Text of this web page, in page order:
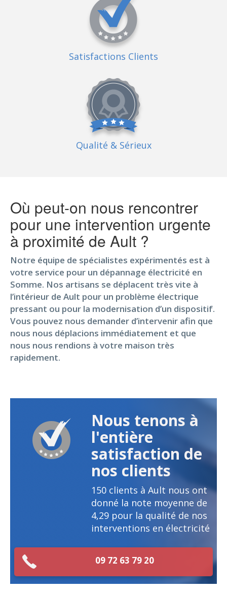
Satisfactions Clients
Qualité & Sérieux
Où peut-on nous rencontrer
pour une intervention urgente
à proximité de Ault ?
Notre équipe de spécialistes expérimentés est à
votre service pour un dépannage électricité en
Somme. Nos artisans se déplacent très vite à
l’intérieur de Ault pour un problème électrique
pressant ou pour la modernisation d’un dispositif.
Vous pouvez nous demander d’intervenir afin que
nous nous déplacions immédiatement et que
nous nous rendions à votre maison très
rapidement.
Nous tenons à
l'entière
satisfaction de
nos clients
150 clients à Ault nous ont
donné la note moyenne de
4,29 pour la qualité de nos
interventions en électricité
09 72 63 79 20